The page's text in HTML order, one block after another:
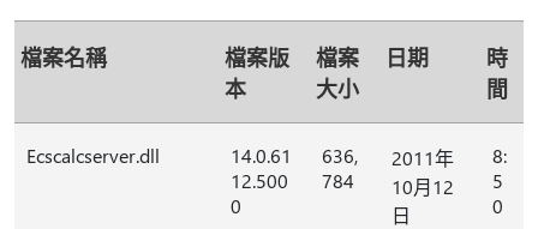
檔案名稱
檔案版
本
檔案
大小
日期
時
間
Ecscalcserver.dll
14.0.61
12.500
0
636,
784
2011年
10月12
日
8:
5
0